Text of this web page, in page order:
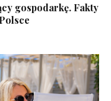
gospodarkę. Fakty